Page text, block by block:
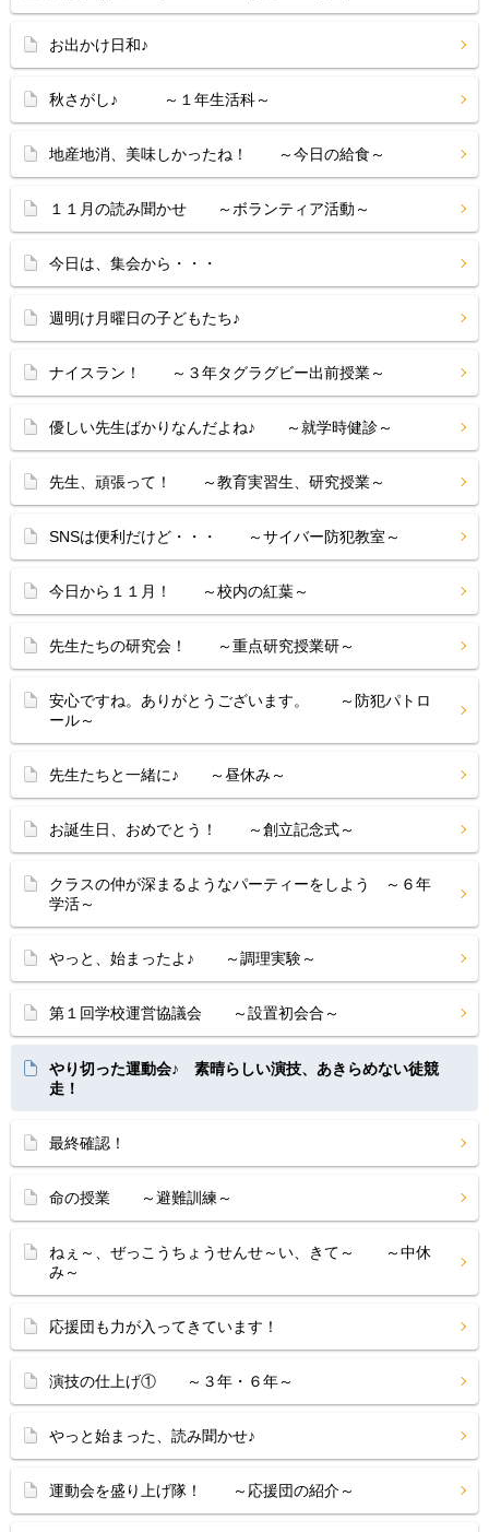
お出かけ日和♪
秋さがし♪ ～１年生活科～
地産地消、美味しかったね！ ～今日の給食～
１１月の読み聞かせ ～ボランティア活動～
今日は、集会から・・・
週明け月曜日の子どもたち♪
ナイスラン！ ～３年タグラグビー出前授業～
優しい先生ばかりなんだよね♪ ～就学時健診～
先生、頑張って！ ～教育実習生、研究授業～
SNSは便利だけど・・・ ～サイバー防犯教室～
今日から１１月！ ～校内の紅葉～
先生たちの研究会！ ～重点研究授業研～
安心ですね。ありがとうございます。 ～防犯パトロ
ール～
先生たちと一緒に♪ ～昼休み～
お誕生日、おめでとう！ ～創立記念式～
クラスの仲が深まるようなパーティーをしよう ～６年
学活～
やっと、始まったよ♪ ～調理実験～
第１回学校運営協議会 ～設置初会合～
やり切った運動会♪ 素晴らしい演技、あきらめない徒競
走！
最終確認！
命の授業 ～避難訓練～
ねぇ～、ぜっこうちょうせんせ～い、きて～ ～中休
み～
応援団も力が入ってきています！
演技の仕上げ① ～３年・６年～
やっと始まった、読み聞かせ♪
運動会を盛り上げ隊！ ～応援団の紹介～